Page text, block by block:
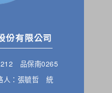
份有限公司
品保南0265
人：張毓哲 統